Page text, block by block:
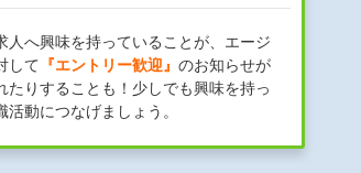
人へ興味を持っていることが、エージ
して 『エントリー歓迎』 のお知らせが
りすることも！少しでも興味を持っ
動につなげましょう。